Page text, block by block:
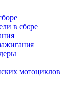
в сборе
мотоциклов